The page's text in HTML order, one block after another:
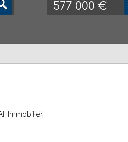
577 000 €
Immobilier